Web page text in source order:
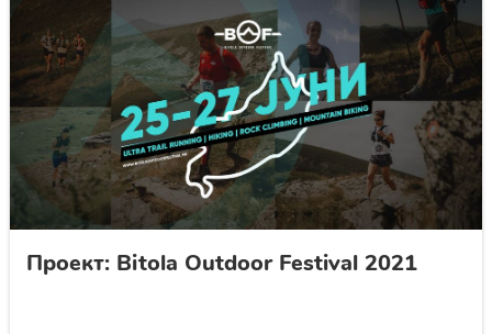
Проект: Bitola Outdoor Festival 2021